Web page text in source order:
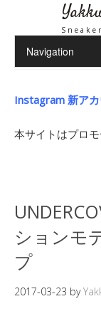
Instagram 新ア
本サイトはプロ
ションモ
プ
2017-03-23 by